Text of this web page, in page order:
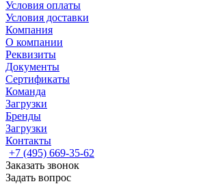
Условия оплаты
Условия доставки
Компания
О компании
Реквизиты
Документы
Сертификаты
Команда
Загрузки
Бренды
Загрузки
Контакты
+7 (495) 669-35-62
Заказать звонок
Задать вопрос